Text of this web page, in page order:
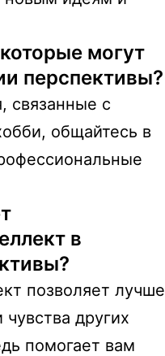
могут
перспективы?
связанные с
общайтесь в
в
позволяет лучше
других
помогает вам